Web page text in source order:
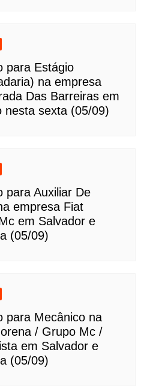
para Estágio
na empresa
Das Barreiras em
nesta sexta (05/09)
para Auxiliar De
empresa Fiat
em Salvador e
(05/09)
para Mecânico na
/ Grupo Mc /
em Salvador e
(05/09)